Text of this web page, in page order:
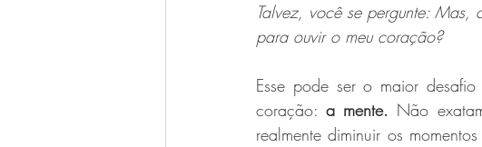
Talvez, você se pergunte: Mas,
para ouvir o meu coração?
Esse pode ser o maior
coração: a mente. Não
realmente diminuir os